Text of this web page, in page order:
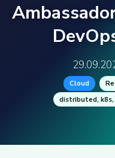
Cloud
distributed, k8s,